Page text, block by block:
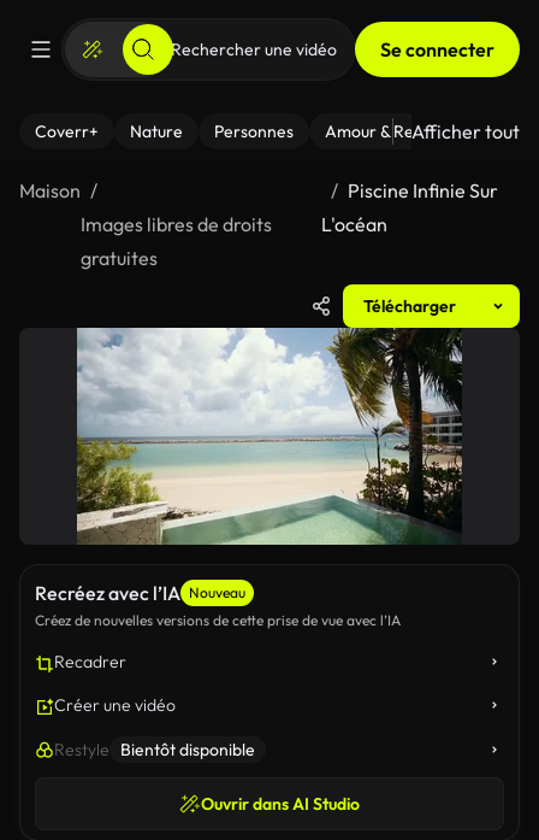
Se connecter
Coverr+ Nature Personnes Amour & Relations Le
Afficher tout
Maison
Images libres de droits
gratuites
Piscine Infinie Sur
L'océan
Télécharger
Recréez avec l’IA Nouveau
Créez de nouvelles versions de cette prise de vue avec l’IA
Recadrer
Créer une vidéo
Restyle Bientôt disponible
Ouvrir dans AI Studio